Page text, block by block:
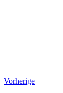
Vorherige